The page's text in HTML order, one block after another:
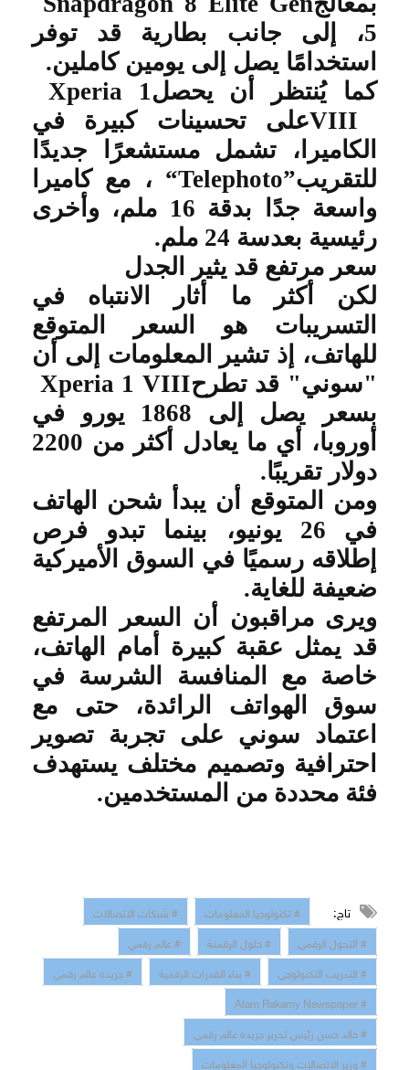
5، إلى جانب بطارية قد توفر
استخدامًا يصل إلى يومين كاملين.
كما يُنتظر أن يحصلXperia 1
VIIIعلى تحسينات كبيرة في
الكاميرا، تشمل مستشعرًا جديدًا
للتقريب“Telephoto” ، مع كاميرا
واسعة جدًا بدقة 16 ملم، وأخرى
رئيسية بعدسة 24 ملم
.
سعر مرتفع قد يثير الجدل
لكن أكثر ما أثار الانتباه في
التسريبات هو السعر المتوقع
للهاتف، إذ تشير المعلومات إلى أن
"سوني" قد تطرحXperia 1 VIII
بسعر يصل إلى 1868 يورو في
أوروبا، أي ما يعادل أكثر من 2200
دولار تقريبًا.
ومن المتوقع أن يبدأ شحن الهاتف
في 26 يونيو، بينما تبدو فرص
إطلاقه رسميًا في السوق الأميركية
ضعيفة للغاية.
ويرى مراقبون أن السعر المرتفع
قد يمثل عقبة كبيرة أمام الهاتف،
خاصة مع المنافسة الشرسة في
سوق الهواتف الرائدة، حتى مع
اعتماد سوني على تجربة تصوير
احترافية وتصميم مختلف يستهدف
فئة محددة من المستخدمين.
تاج: # تكنولوجيا المعلومات
# شبكات الاتصالات
# التحول الرقمي
# حلول الرقمنة
# عالم رقمي
# التدريب التكنولوجي
# بناء القدرات الرقمية
# جريدة عالم رقمي
# Alam Rakamy Newspaper
# خالد حسن رئيس تحرير جريدة عالم رقمي
# وزير الاتصالات وتكنولوجيا المعلومات